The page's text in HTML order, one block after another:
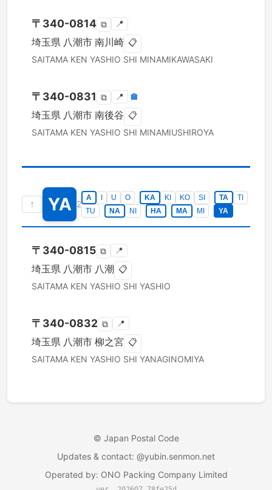
〒 340-0814 ⧉ 📍
埼玉県 八潮市 南川崎 📋
SAITAMA KEN YASHIO SHI MINAMIKAWASAKI
〒 340-0831 ⧉ 📍 🏣
埼玉県 八潮市 南後谷 📋
SAITAMA KEN YASHIO SHI MINAMIUSHIROYA
↑ YA 2
A U O KA KI KO SI TA
TI
TU
NA NI HA MA MI YA
〒 340-0815 ⧉ 📍
埼玉県 八潮市 八潮 📋
SAITAMA KEN YASHIO SHI YASHIO
〒 340-0832 ⧉ 📍
埼玉県 八潮市 柳之宮 📋
SAITAMA KEN YASHIO SHI YANAGINOMIYA
© Japan Postal Code
Updates & contact: @yubin.senmon.net
Operated by: ONO Packing Company Limited